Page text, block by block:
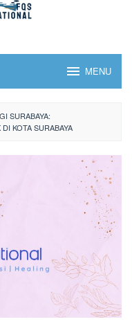
MENU
SURABAYA:
KOTA SURABAYA